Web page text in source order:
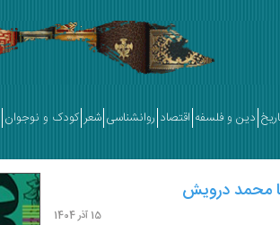
دین و فلسفه اقتصاد روانشناسی شعر کودک و نوجوان
محمد درویش
15 آذر 1404